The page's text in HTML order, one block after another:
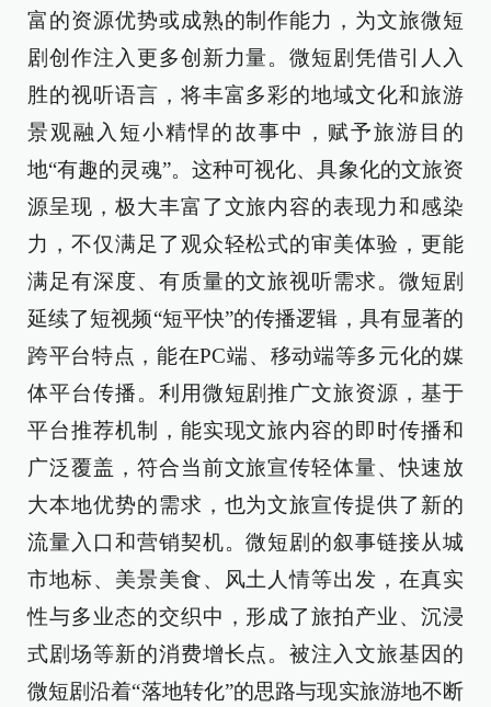
富的资源优势或成熟的制作能力，为文旅微短
剧创作注入更多创新力量。微短剧凭借引人入
胜的视听语言，将丰富多彩的地域文化和旅游
景观融入短小精悍的故事中，赋予旅游目的
地“有趣的灵魂”。这种可视化、具象化的文旅资
源呈现，极大丰富了文旅内容的表现力和感染
力，不仅满足了观众轻松式的审美体验，更能
满足有深度、有质量的文旅视听需求。微短剧
延续了短视频“短平快”的传播逻辑，具有显著的
跨平台特点，能在PC端、移动端等多元化的媒
体平台传播。利用微短剧推广文旅资源，基于
平台推荐机制，能实现文旅内容的即时传播和
广泛覆盖，符合当前文旅宣传轻体量、快速放
大本地优势的需求，也为文旅宣传提供了新的
流量入口和营销契机。微短剧的叙事链接从城
市地标、美景美食、风土人情等出发，在真实
性与多业态的交织中，形成了旅拍产业、沉浸
式剧场等新的消费增长点。被注入文旅基因的
微短剧沿着“落地转化”的思路与现实旅游地不断